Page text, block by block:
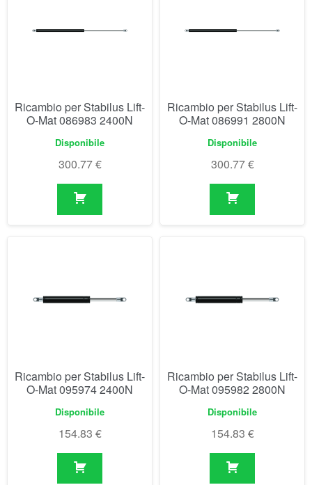
Ricambio per Stabilus Lift-
O-Mat 086983 2400N
Disponibile
300.77€
Ricambio per Stabilus Lift-
O-Mat 086991 2800N
Disponibile
300.77€
Ricambio per Stabilus Lift-
O-Mat 095974 2400N
Disponibile
154.83 €
Ricambio per Stabilus Lift-
O-Mat 095982 2800N
Disponibile
154.83 €